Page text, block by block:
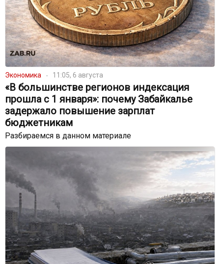
Экономика 11:05, 6 августа
«В большинстве регионов индексация
прошла с 1 января»: почему Забайкалье
задержало повышение зарплат
бюджетникам
Разбираемся в данном материале